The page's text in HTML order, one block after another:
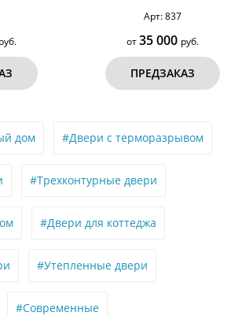
руб.
Арт: 837
от35 000 руб.
ПРЕДЗАКАЗ
дом #Двери с терморазрывом
#Трехконтурные двери
#Двери для коттеджа
#Утепленные двери
#Современные